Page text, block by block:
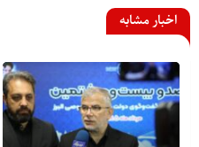
اخبار مشابه